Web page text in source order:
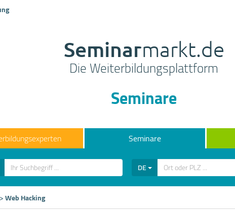
Seminarmarkt.de
Die Weiterbildungsplattform
Seminare
Seminare
DE
>Web Hacking